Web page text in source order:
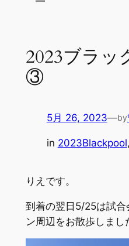
2023ブラッ
③
5月 26, 2023—by
in 2023Blackpool,
りえです。
到着の翌日5/25は試
ン周辺をお散歩しまし